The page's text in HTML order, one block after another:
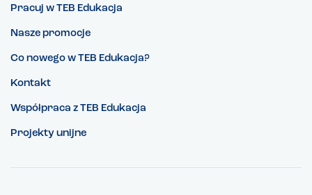
Pracuj w TEB Edukacja
Nasze promocje
Co nowego w TEB Edukacja?
Kontakt
Współpraca z TEB Edukacja
Projekty unijne